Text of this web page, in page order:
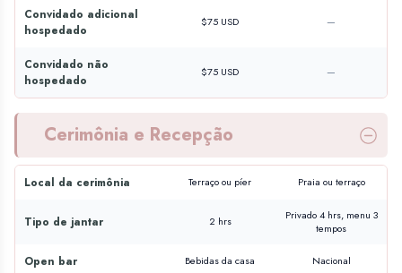
Convidado adicional
hospedado
$75 USD —
Convidado não
hospedado
$75 USD —
Cerimônia e Recepção
Local da cerimônia Terraço ou píer Praia ou terraço
Tipo de jantar 2 hrs
Privado 4 hrs, menu 3
tempos
Open bar Bebidas da casa Nacional